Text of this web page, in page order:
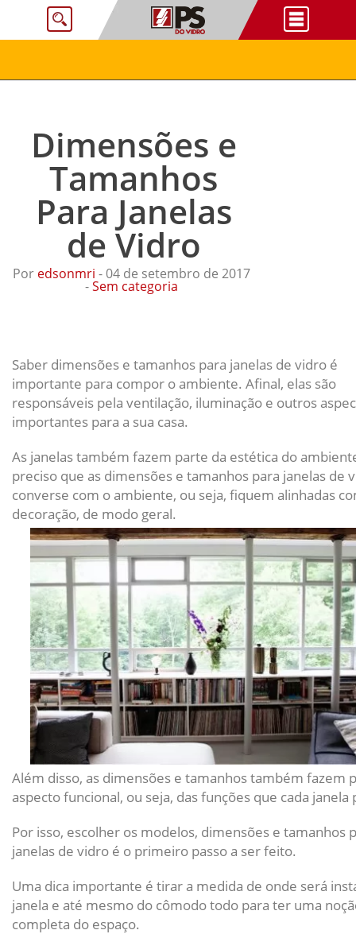
Dimensões e
Tamanhos
Para Janelas
de Vidro
Por edsonmri - 04 de setembro de 2017
-Sem categoria
Saber dimensões e tamanhos para janelas de vidro é
importante para compor o ambiente. Afinal, elas são
responsáveis pela ventilação, iluminação e outros
importantes para a sua casa.
As janelas também fazem parte da estética do
preciso que as dimensões e tamanhos para janelas de
converse com o ambiente, ou seja, fiquem alinhadas
decoração, de modo geral.
Além disso, as dimensões e tamanhos também fazem
aspecto funcional, ou seja, das funções que cada janela
Por isso, escolher os modelos, dimensões e tamanhos
janelas de vidro é o primeiro passo a ser feito.
Uma dica importante é tirar a medida de onde será
janela e até mesmo do cômodo todo para ter uma
completa do espaço.